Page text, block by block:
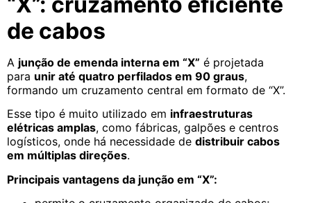
de cabos
A junção de emenda interna em “X” é projetada
para unir até quatro perfilados em 90 graus,
formando um cruzamento central em formato de “X”.
Esse tipo é muito utilizado em infraestruturas
elétricas amplas, como fábricas, galpões e centros
logísticos, onde há necessidade de distribuir cabos
em múltiplas direções.
Principais vantagens da junção em “X”: